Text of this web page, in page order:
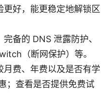
更好，能更稳定地解锁区
备的 DNS 泄露防护、
（断网保护）等。
月费、年费以及是否有学
；查看是否提供免费试